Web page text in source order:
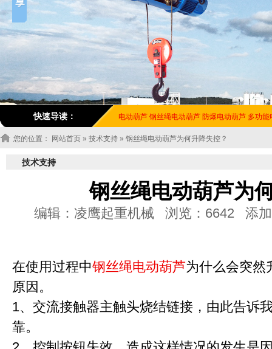
快速导读： 电动葫芦 钢丝绳电动葫芦 防爆电动葫芦 多功能
您的位置： 网站首页 » 技术支持 » 钢丝绳电动葫芦为何升降失控？
技术支持
钢丝绳电动葫芦为
编辑：凌鹰起重机械 浏览：6642 添加
在使用过程中钢丝绳电动葫芦为什么会突然
原因。
1、交流接触器主触头烧结链接，由此告诉
靠。